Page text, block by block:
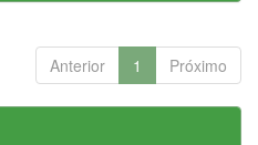
Anterior 1 Próximo